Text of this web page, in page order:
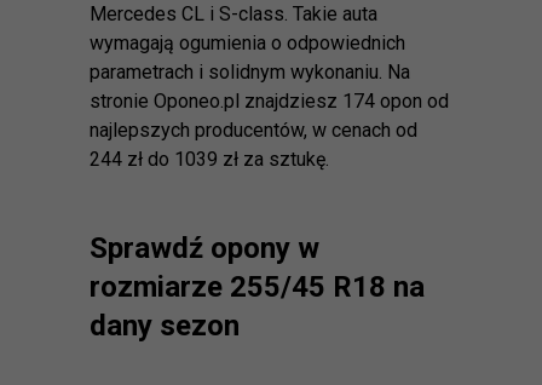
Mercedes CL i S-class. Takie auta
wymagają ogumienia o odpowiednich
parametrach i solidnym wykonaniu. Na
stronie Oponeo.pl znajdziesz 174 opon od
najlepszych producentów, w cenach od
244 zł do 1039 zł za sztukę.
Sprawdź opony w
rozmiarze 255/45 R18 na
dany sezon